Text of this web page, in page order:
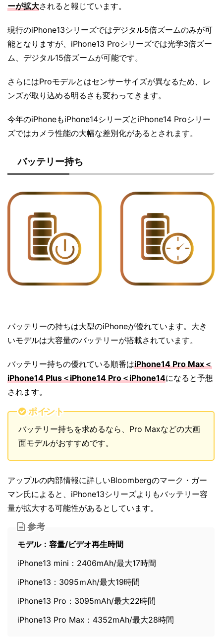
ーが拡大されると報じています。
現行のiPhone13シリーズではデジタル5倍ズームのみが可
能となりますが、iPhone13 Proシリーズでは光学3倍ズー
ム、デジタル15倍ズームが可能です。
さらにはProモデルとはセンサーサイズが異なるため、レ
ンズが取り込める明るさも変わってきます。
今年のiPhoneもiPhone14シリーズとiPhone14 Proシリー
ズではカメラ性能の大幅な差別化があるとされます。
バッテリー持ち
バッテリーの持ちは大型のiPhoneが優れています。大き
いモデルは大容量のバッテリーが搭載されています。
バッテリー持ちの優れている順番はiPhone14 Pro Max＜
iPhone14 Plus＜iPhone14 Pro＜iPhone14になると予想
されます。
ポイント
バッテリー持ちを求めるなら、Pro Maxなどの大画
面モデルがおすすめです。
アップルの内部情報に詳しいBloombergのマーク・ガー
マン氏によると、iPhone13シリーズよりもバッテリー容
量が拡大する可能性があるとしています。
参考
モデル：容量/ビデオ再生時間
iPhone13 mini：2406mAh/最大17時間
iPhone13：3095ｍAh/最大19時間
iPhone13 Pro：3095mAh/最大22時間
iPhone13 Pro Max：4352mAh/最大28時間